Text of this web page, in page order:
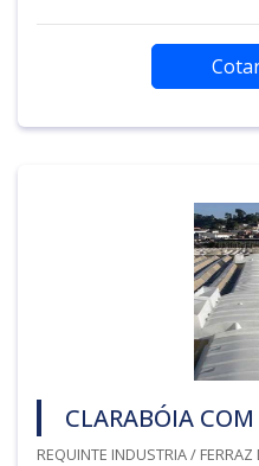
CLARABÓIA
REQUINTE INDUSTRIA /